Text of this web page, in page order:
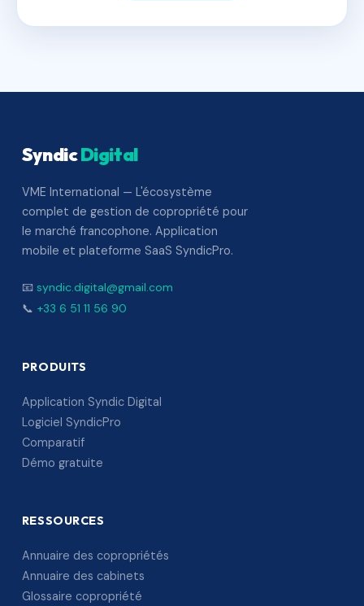
SyndicDigital
VME International — L'écosystème
complet de gestion de copropriété pour
le marché francophone. Application
mobile et plateforme SaaS SyndicPro.
📧 syndic.digital@gmail.com
📞 +33 6 51 11 56 90
PRODUITS
Application Syndic Digital
Logiciel SyndicPro
Comparatif
Démo gratuite
RESSOURCES
Annuaire des copropriétés
Annuaire des cabinets
Glossaire copropriété